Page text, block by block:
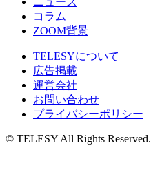
コラム
ZOOM背景
TELESYについて
広告掲載
運営会社
お問い合わせ
プライバシーポリシー
© TELESY All Rights Reserved.